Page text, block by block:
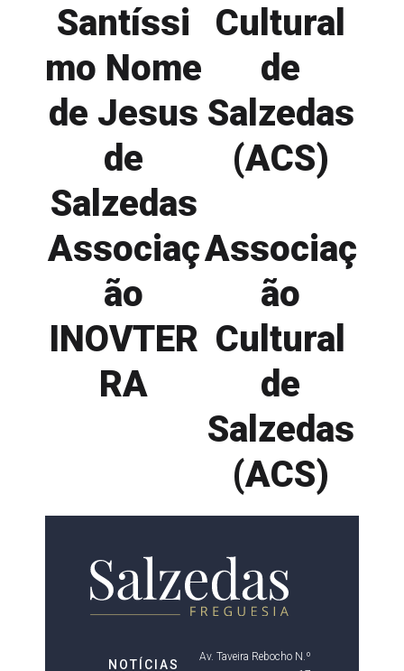
Santíssi
mo Nome
de Jesus
de
Salzedas
Cultural
de
Salzedas
(ACS)
Associaç
ão
INOVTER
RA
Associaç
ão
Cultural
de
Salzedas
(ACS)
NOTÍCIAS
Av. Taveira Rebocho N.º